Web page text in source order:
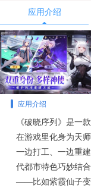
应用介绍
应用介绍
《破晓序列》是一
在游戏里化身为天
一边打工、一边重
代都市特色巧妙结
——比如紫霞仙子变